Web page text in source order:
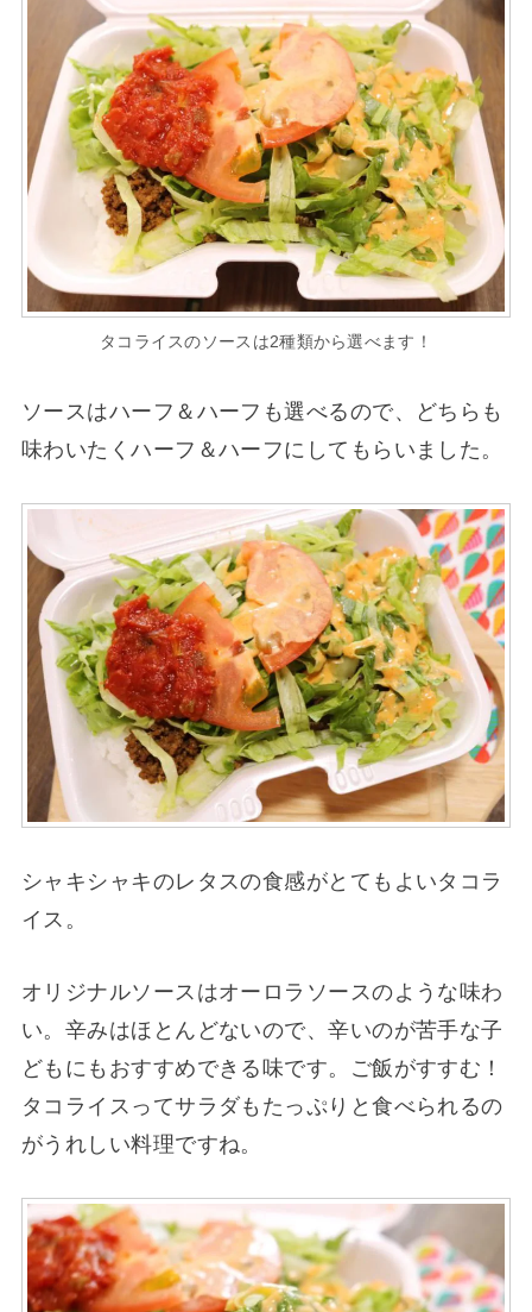
タコライスのソースは2種類から選べます！
ソースはハーフ＆ハーフも選べるので、どちらも
味わいたくハーフ＆ハーフにしてもらいました。
シャキシャキのレタスの食感がとてもよいタコラ
イス。
オリジナルソースはオーロラソースのような味わ
い。辛みはほとんどないので、辛いのが苦手な子
どもにもおすすめできる味です。ご飯がすすむ！
タコライスってサラダもたっぷりと食べられるの
がうれしい料理ですね。